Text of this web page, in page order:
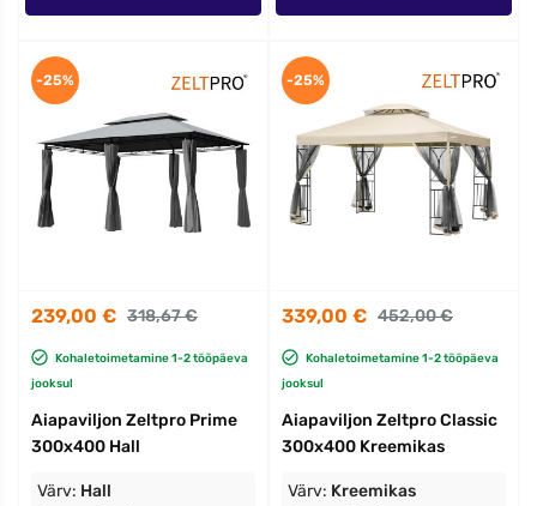
239,00 € 318,67 €
Kohaletoimetamine 1-2 tööpäeva
jooksul
Aiapaviljon Zeltpro Prime
300x400 Hall
Värv: Hall
-25%
339,00 € 452,00 €
Kohaletoimetamine 1-2 tööpäeva
jooksul
Aiapaviljon Zeltpro Classic
300x400 Kreemikas
Värv: Kreemikas
-25%